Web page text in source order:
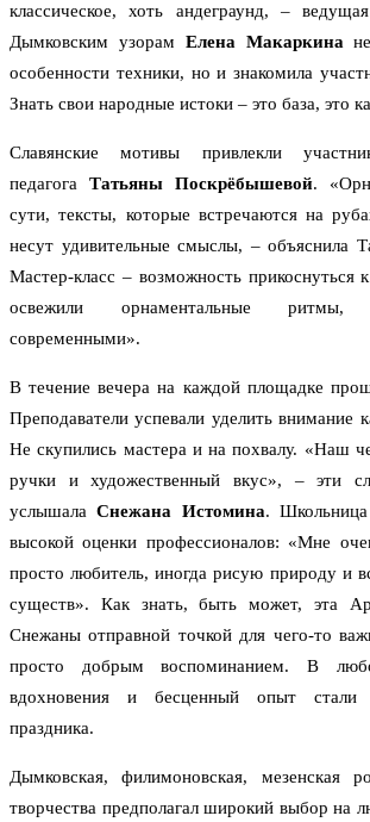
классическое, хоть андеграунд, –
Дымковским узорам Елена Макаркина
особенности техники, но и знакомила
Знать свои народные истоки – это база, это
Славянские мотивы привлекли
педагога Татьяны Поскрёбышевой.
сути, тексты, которые встречаются на
несут удивительные смыслы, – объяснила
Мастер-класс – возможность
освежили орнаментальные ритмы,
современными».
В течение вечера на каждой площадке
Преподаватели успевали уделить внимание
Не скупились мастера и на похвалу. «Наш
ручки и художественный вкус», – эти
услышалаСнежана Истомина.
высокой оценки профессионалов: «Мне
просто любитель, иногда рисую природу и
существ». Как знать, быть может, эта
Снежаны отправной точкой для чего-то
просто добрым воспоминанием. В
вдохновения и бесценный опыт стали
праздника.
Дымковская, филимоновская, мезенская
творчества предполагал широкий выбор на